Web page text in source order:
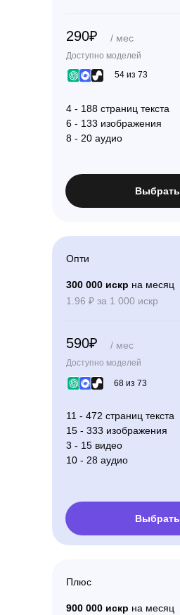
Плюс
900 000 искр на месяц
Опти
1.96 ₽ за 1 000 искр
300 000 искр на месяц
590₽ / мес
11 - 472 страниц текста
15 - 333 изображения
3 - 15 видео
10 - 28 аудио
Выбрать
68 из 73
Доступно моделей
54 из 73
Доступно моделей
290₽ / мес
4 - 188 страниц текста
6 - 133 изображения
8 - 20 аудио
Выбрать